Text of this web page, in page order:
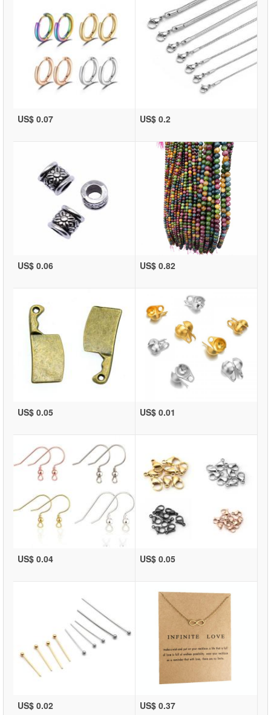
US$ 0.07 US$ 0.2
US$ 0.06 US$ 0.82
US$ 0.05 US$ 0.01
US$ 0.04 US$ 0.05
US$ 0.02 US$ 0.37